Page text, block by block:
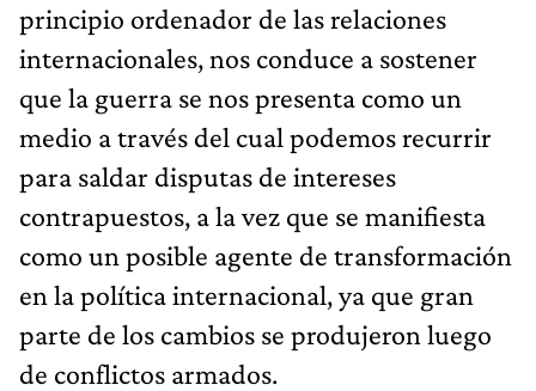
principio ordenador de las relaciones
internacionales, nos conduce a sostener
que la guerra se nos presenta como un
medio a través del cual podemos recurrir
para saldar disputas de intereses
contrapuestos, a la vez que se manifiesta
como un posible agente de transformación
en la política internacional, ya que gran
parte de los cambios se produjeron luego
de conflictos armados.